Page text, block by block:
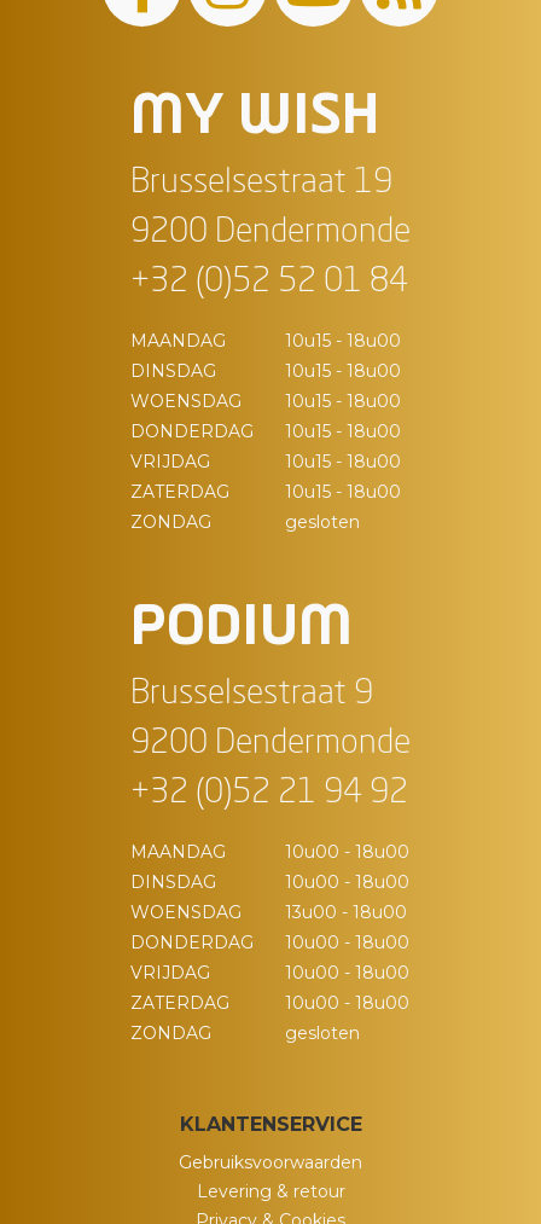
MY WISH
Brusselsestraat 19
9200 Dendermonde
+32 (0)52 52 01 84
MAANDAG
10u15 - 18u00
DINSDAG
10u15 - 18u00
WOENSDAG
10u15 - 18u00
DONDERDAG
10u15 - 18u00
VRIJDAG
10u15 - 18u00
ZATERDAG
10u15 - 18u00
ZONDAG
gesloten
PODIUM
Brusselsestraat 9
9200 Dendermonde
+32 (0)52 21 94 92
MAANDAG
10u00 - 18u00
DINSDAG
10u00 - 18u00
WOENSDAG
13u00 - 18u00
DONDERDAG
10u00 - 18u00
VRIJDAG
10u00 - 18u00
ZATERDAG
10u00 - 18u00
ZONDAG
gesloten
KLANTENSERVICE
Gebruiksvoorwaarden
Levering & retour